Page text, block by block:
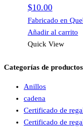
$10.00
Fabricado en
Añadir al carrito
Quick View
Categorías de productos
Anillos
cadena
Certificado de
Certificado de